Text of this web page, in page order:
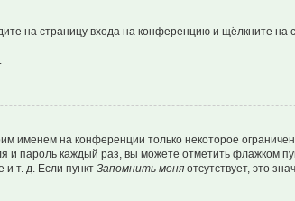
на страницу входа на конференцию и щёлкните на
именем на конференции только некоторое
и пароль каждый раз, вы можете отметить флажком
т. д. Если пункт Запомнить меня отсутствует, это